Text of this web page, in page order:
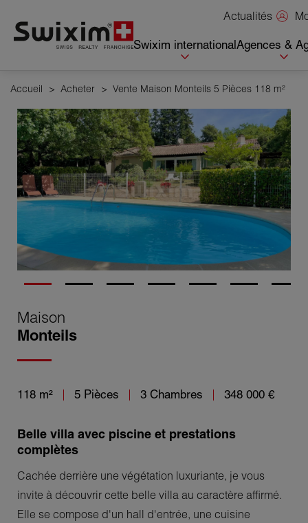
Actualités
Swixim internationalAgences &
Accueil > Acheter > Vente Maison Monteils 5 Pièces 118 m²
Maison
Monteils
118 m² 5 Pièces 3 Chambres 348 000 €
Belle villa avec piscine et prestations
complètes
Cachée derrière une végétation luxuriante, je vous
invite à découvrir cette belle villa au caractère affirmé.
Elle se compose d'un hall d'entrée, une cuisine